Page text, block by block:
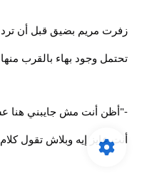
زفرت مريم بضيق قبل أن ترد
تحتمل وجود بهاء بالقرب
-"أظن أنت مش جايبني هنا
أنت عايز إيه وبلاش تقول